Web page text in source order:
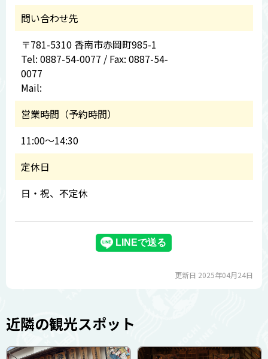
問い合わせ先
〒781-5310 香南市赤岡町985-1
Tel: 0887-54-0077 / Fax: 0887-54-
0077
Mail:
営業時間（予約時間）
11:00～14:30
定休日
日・祝、不定休
更新日 2025年04月24日
近隣の観光スポット